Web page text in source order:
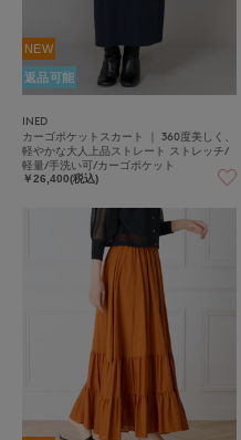
NEW
返品可能
INED
カーゴポケットスカート ｜ 360度美しく、
軽やかな大人上品ストレート ストレッチ/
軽量/手洗い可/カーゴポケット
￥26,400(税込)